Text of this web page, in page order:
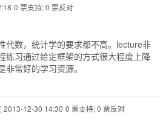
0 票支持; 0 票反对
代数，统计学的要求都不高。lecture非
练习通过给定框架的方式很大程度上降
常好的学习资源。
2013-12-30 14:30 0 票支持; 0 票反对